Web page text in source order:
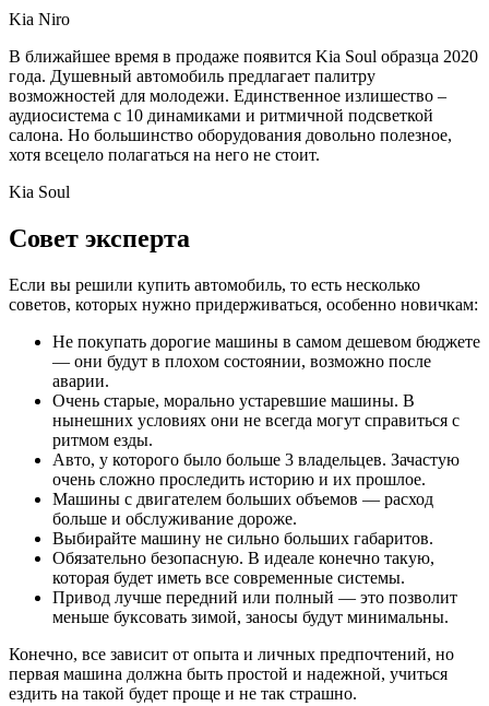
Kia Niro
В ближайшее время в продаже появится Kia Soul образца 2020
года. Душевный автомобиль предлагает палитру
возможностей для молодежи. Единственное излишество –
аудиосистема с 10 динамиками и ритмичной подсветкой
салона. Но большинство оборудования довольно полезное,
хотя всецело полагаться на него не стоит.
Kia Soul
Совет эксперта
Если вы решили купить автомобиль, то есть несколько
советов, которых нужно придерживаться, особенно новичкам:
Не покупать дорогие машины в самом дешевом бюджете
— они будут в плохом состоянии, возможно после
аварии.
Очень старые, морально устаревшие машины. В
нынешних условиях они не всегда могут справиться с
ритмом езды.
Авто, у которого было больше 3 владельцев. Зачастую
очень сложно проследить историю и их прошлое.
Машины с двигателем больших объемов — расход
больше и обслуживание дороже.
Выбирайте машину не сильно больших габаритов.
Обязательно безопасную. В идеале конечно такую,
которая будет иметь все современные системы.
Привод лучше передний или полный — это позволит
меньше буксовать зимой, заносы будут минимальны.
Конечно, все зависит от опыта и личных предпочтений, но
первая машина должна быть простой и надежной, учиться
ездить на такой будет проще и не так страшно.